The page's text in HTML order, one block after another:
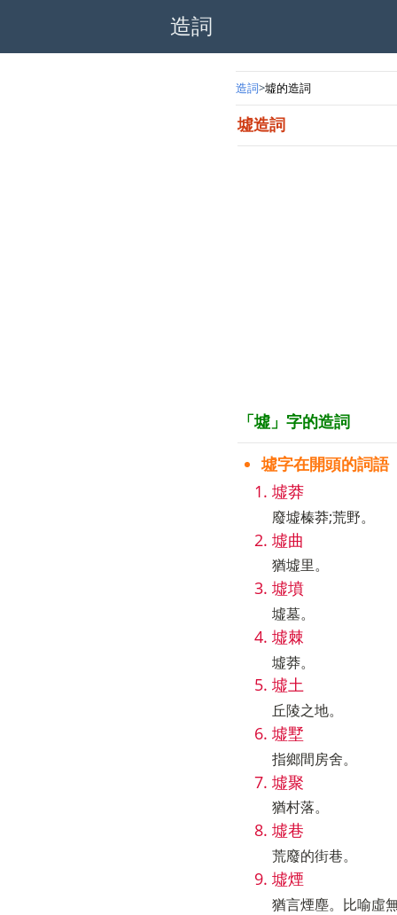
造詞
造詞 墟的造詞
墟造詞
「墟」字的造詞
墟字在開頭的詞語
墟莽
廢墟榛莽;荒野。
墟曲
猶墟里。
墟墳
墟墓。
墟棘
墟莽。
墟土
丘陵之地。
墟墅
指鄉間房舍。
墟聚
猶村落。
墟巷
荒廢的街巷。
墟煙
猶言煙塵。比喻虛